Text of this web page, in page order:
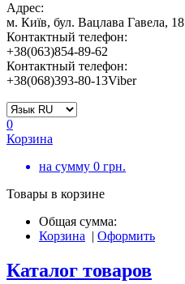
Адрес:
м. Київ, бул. Вацлава Гавела, 18
Контактный телефон:
+38(063)854-89-62
Контактный телефон:
+38(068)393-80-13Viber
0
Корзина
на сумму 0 грн.
Товары в корзине
Общая сумма:
Корзина | Оформить
Каталог товаров